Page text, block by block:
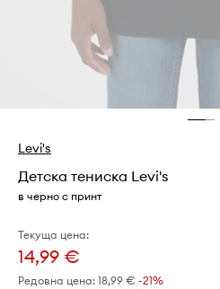
Levi's
Детска тениска Levi's
в черно с принт
Текуща цена:
14,99 €
Редовна цена: 18,99 € -21%